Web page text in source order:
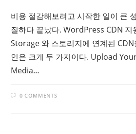
비용 절감해보려고 시작한 일이 큰
질하다 끝났다. WordPress CDN 지
Storage 와 스토리지에 연계된
인은 크게 두 가지이다. Upload
Media…
0 COMMENTS